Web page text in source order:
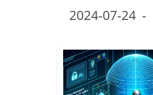
2024-07-24-